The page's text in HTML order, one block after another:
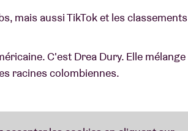
mais aussi TikTok et les classements
C'est Drea Dury. Elle mélange
racines colombiennes.